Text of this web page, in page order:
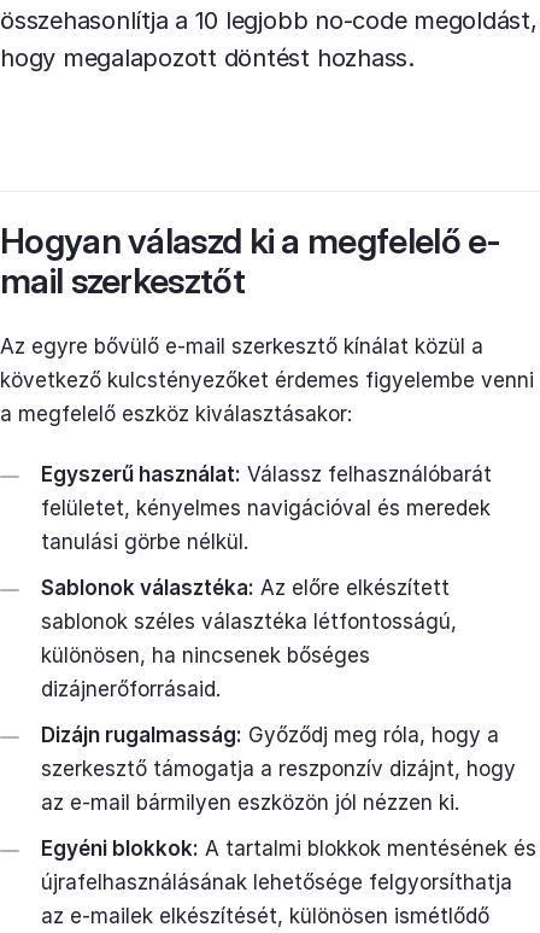
összehasonlítja a 10 legjobb no-code megoldást,
hogy megalapozott döntést hozhass.
Hogyan válaszd ki a megfelelő e-
mail szerkesztőt
Az egyre bővülő e-mail szerkesztő kínálat közül a
következő kulcstényezőket érdemes figyelembe venni
a megfelelő eszköz kiválasztásakor:
Egyszerű használat: Válassz felhasználóbarát
felületet, kényelmes navigációval és meredek
tanulási görbe nélkül.
Sablonok választéka: Az előre elkészített
sablonok széles választéka létfontosságú,
különösen, ha nincsenek bőséges
dizájnerőforrásaid.
Dizájn rugalmasság: Győződj meg róla, hogy a
szerkesztő támogatja a reszponzív dizájnt, hogy
az e-mail bármilyen eszközön jól nézzen ki.
Egyéni blokkok: A tartalmi blokkok mentésének és
újrafelhasználásának lehetősége felgyorsíthatja
az e-mailek elkészítését, különösen ismétlődő